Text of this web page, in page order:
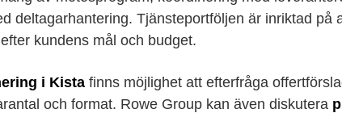
deltagarhantering. Tjänsteportföljen är inriktad på
kundens mål och budget.
i Kista finns möjlighet att efterfråga
och format. Rowe Group kan även diskutera